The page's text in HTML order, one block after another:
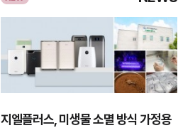
지엘플러스, 미생물 소멸 방식 가정용